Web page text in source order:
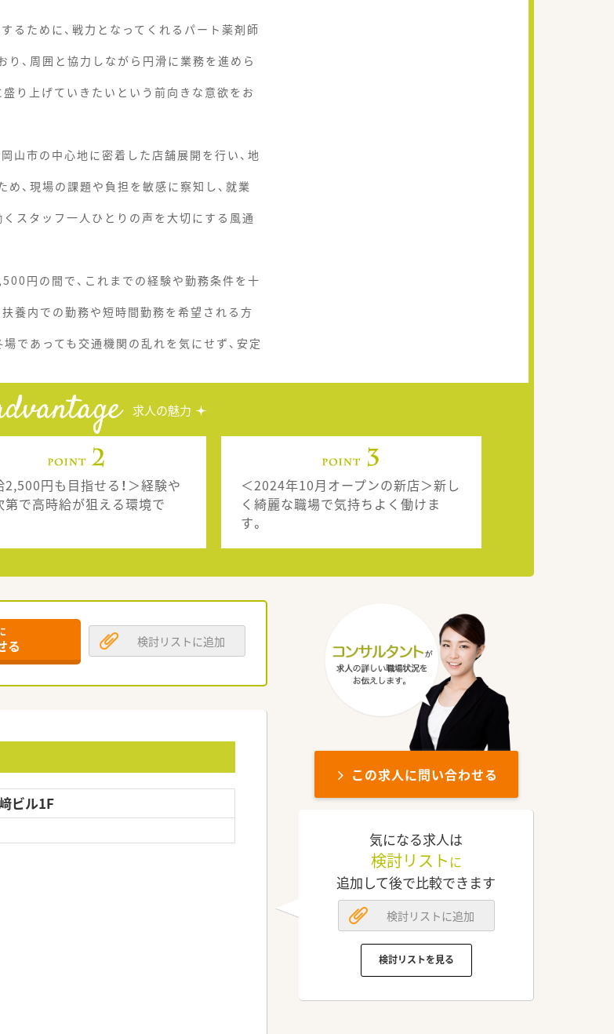
ために、戦力となってくれるパート薬剤師
、周囲と協力しながら円滑に業務を進めら
り上げていきたいという前向きな意欲をお
市の中心地に密着した店舗展開を行い、地
、現場の課題や負担を敏感に察知し、就業
スタッフ一人ひとりの声を大切にする風通
円の間で、これまでの経験や勤務条件を十
養内での勤務や短時間勤務を希望される方
であっても交通機関の乱れを気にせず、安定
求人の魅力
2,500円も目指せる！＞経験や
第で高時給が狙える環境で
＜2024年10月オープンの新店＞新し
く綺麗な職場で気持ちよく働けま
す。
る 検討リストに追加
ビル1F
この求人に問い合わせる
気になる求人は
検討リスト に
追加して後で比較できます
検討リストに追加
検討リストを見る